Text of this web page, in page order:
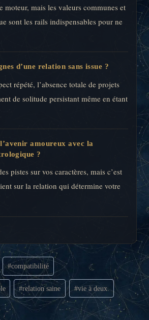
moteur, mais les valeurs communes et
sont les rails indispensables pour ne
d’une relation sans issue ?
répété, l’absence totale de projets
de solitude persistant même en étant
amoureux avec la
?
pistes sur vos caractères, mais c’est
sur la relation qui détermine votre
#compatibilité
#relation saine #vie à deux.